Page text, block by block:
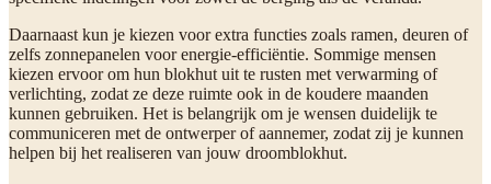
Daarnaast kun je kiezen voor extra functies zoals ramen, deuren of
zelfs zonnepanelen voor energie-efficiëntie. Sommige mensen
kiezen ervoor om hun blokhut uit te rusten met verwarming of
verlichting, zodat ze deze ruimte ook in de koudere maanden
kunnen gebruiken. Het is belangrijk om je wensen duidelijk te
communiceren met de ontwerper of aannemer, zodat zij je kunnen
helpen bij het realiseren van jouw droomblokhut.